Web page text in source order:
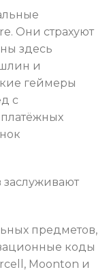
Они страхуют
здесь
и
геймеры
с
заслуживают
предметов,
коды
Moonton и